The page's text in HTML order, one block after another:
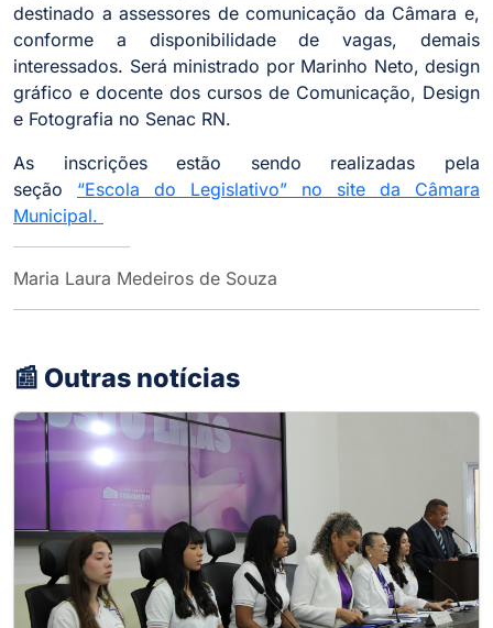
destinado a assessores de comunicação da Câmara e,
conforme a disponibilidade de vagas, demais
interessados. Será ministrado por Marinho Neto, design
gráfico e docente dos cursos de Comunicação, Design
e Fotografia no Senac RN.
As inscrições estão sendo realizadas pela
seção “Escola do Legislativo” no site da Câmara
Municipal.
Maria Laura Medeiros de Souza
📰 Outras notícias